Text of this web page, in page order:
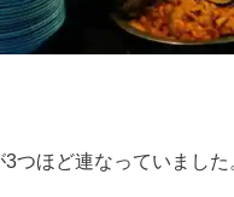
つほど連なっていました